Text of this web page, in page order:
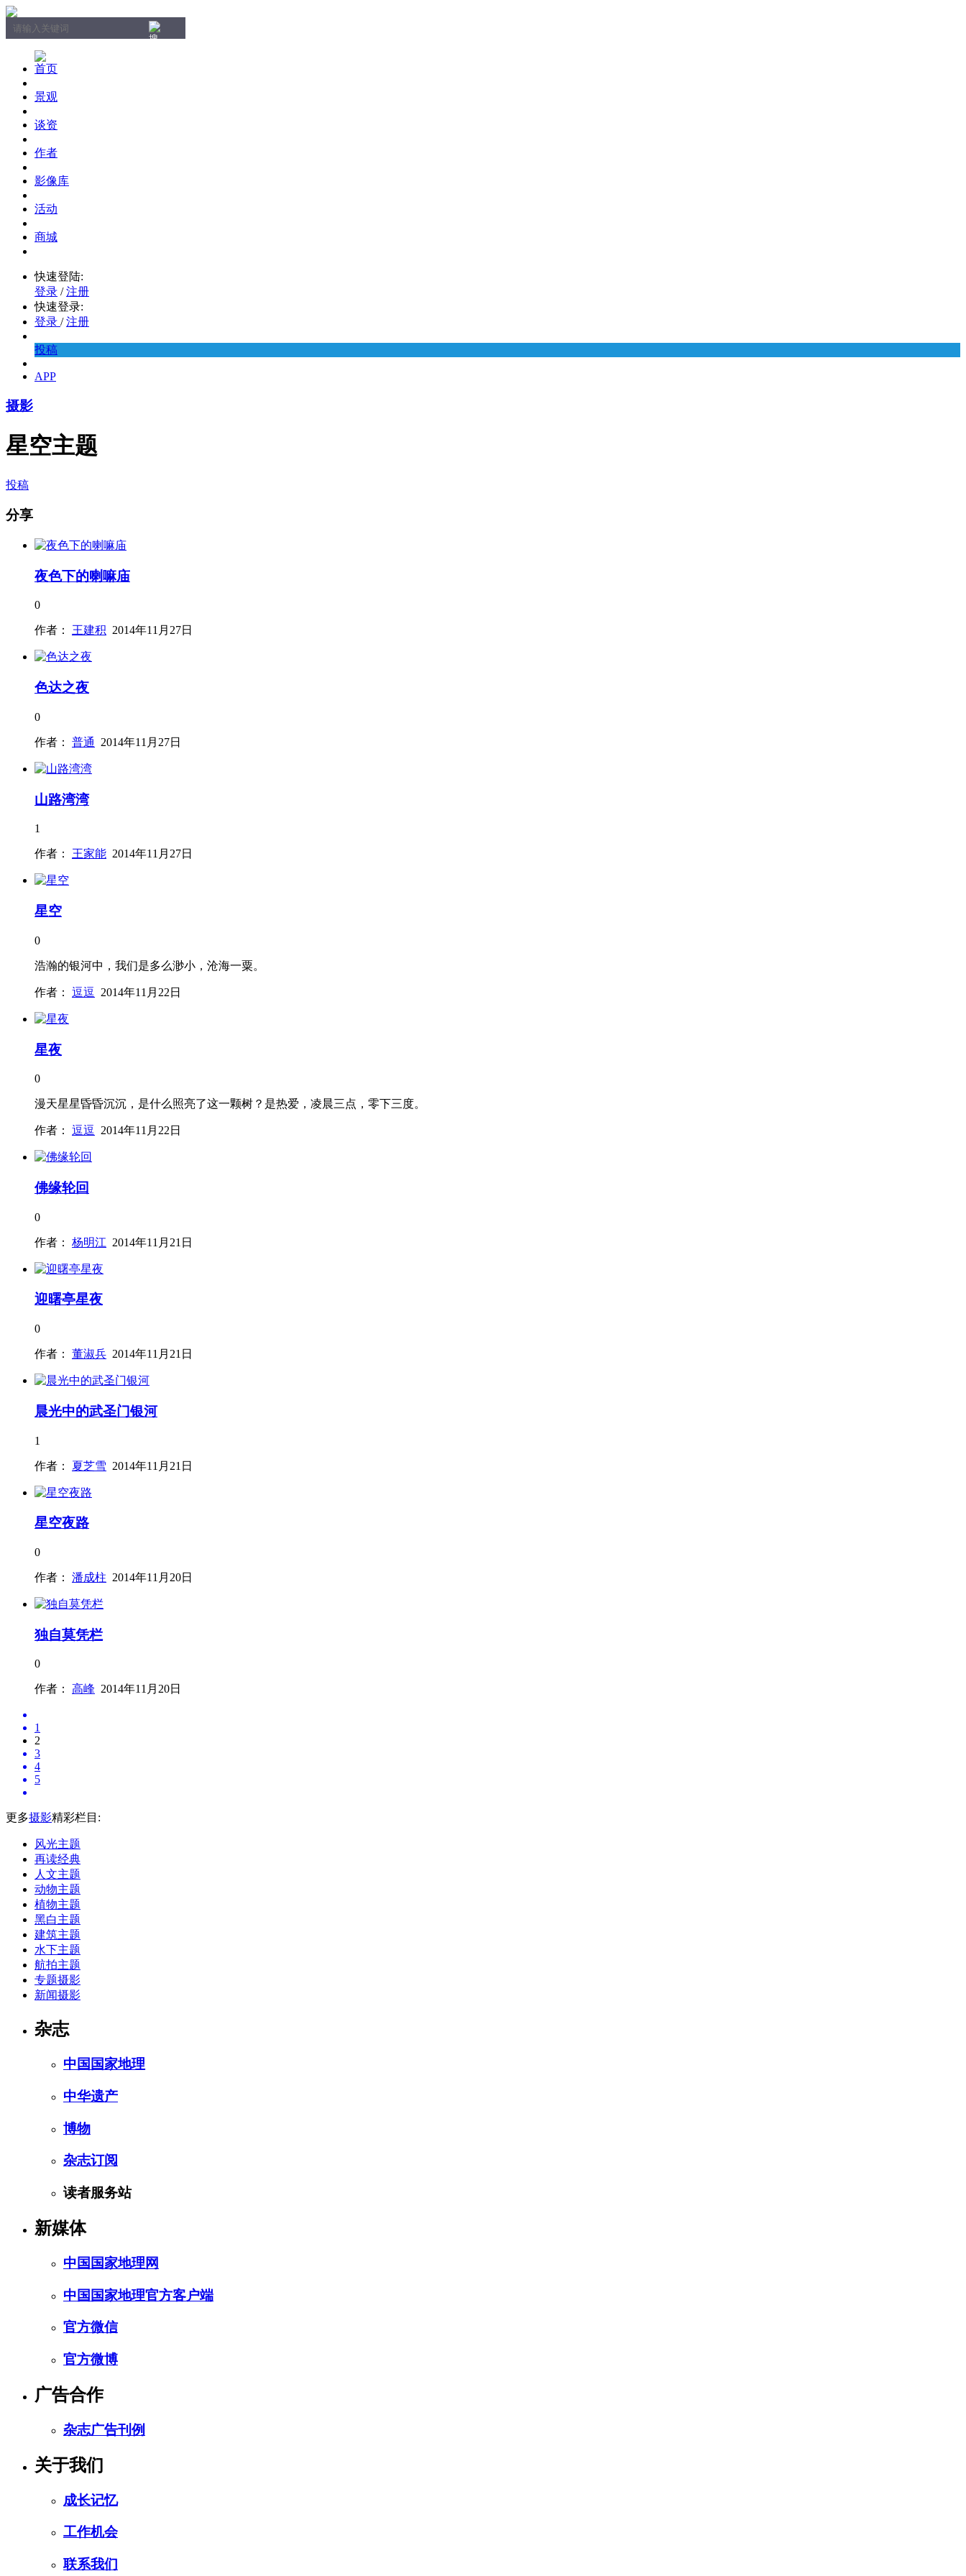
首页
景观
谈资
作者
影像库
活动
商城
快速登陆:
登录 / 注册
快速登录:
登录 / 注册
投稿
APP
摄影
星空主题
投稿
分享
夜色下的喇嘛庙
0
作者： 王建积 2014年11月27日
色达之夜
0
作者： 普通 2014年11月27日
山路湾湾
1
作者： 王家能 2014年11月27日
星空
0
浩瀚的银河中，我们是多么渺小，沧海一粟。
作者： 逗逗 2014年11月22日
星夜
0
漫天星星昏昏沉沉，是什么照亮了这一颗树？是热爱，凌晨三点，零下三度。
作者： 逗逗 2014年11月22日
佛缘轮回
0
作者： 杨明江 2014年11月21日
迎曙亭星夜
0
作者： 董淑兵 2014年11月21日
晨光中的武圣门银河
1
作者： 夏芝雪 2014年11月21日
星空夜路
0
作者： 潘成柱 2014年11月20日
独自莫凭栏
0
作者： 高峰 2014年11月20日
1
2
3
4
5
更多摄影精彩栏目:
风光主题
再读经典
人文主题
动物主题
植物主题
黑白主题
建筑主题
水下主题
航拍主题
专题摄影
新闻摄影
杂志
中国国家地理
中华遗产
博物
杂志订阅
读者服务站
新媒体
中国国家地理网
中国国家地理官方客户端
官方微信
官方微博
广告合作
杂志广告刊例
关于我们
成长记忆
工作机会
联系我们